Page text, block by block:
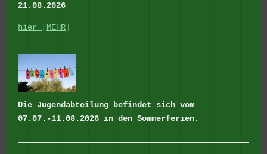
21.08.2026
hier [MEHR]
Die Jugendabteilung befindet sich vom
07.07.-11.08.2026 in den Sommerferien.